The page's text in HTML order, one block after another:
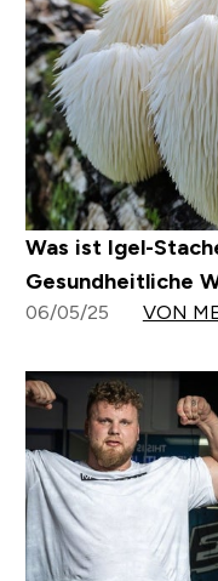
Was ist Igel-
Gesundheitliche
06/05/25 VON